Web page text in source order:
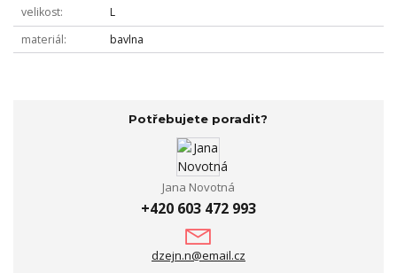
velikost
L
materiál
bavlna
Potřebujete poradit?
Jana Novotná
+420 603 472 993
dzejn.n@email.cz